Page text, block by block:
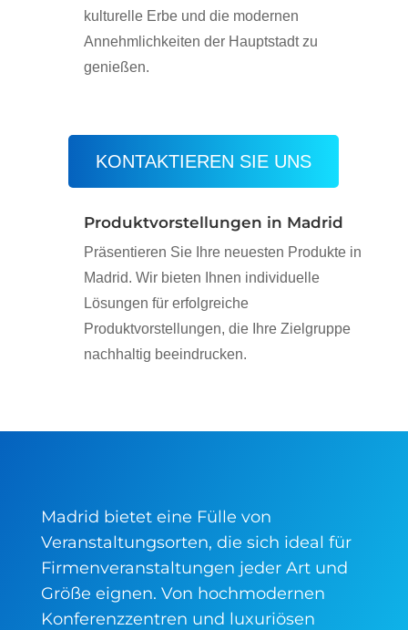
kulturelle Erbe und die modernen
Annehmlichkeiten der Hauptstadt zu
genießen.
KONTAKTIEREN SIE UNS
Produktvorstellungen in Madrid
Präsentieren Sie Ihre neuesten Produkte in
Madrid. Wir bieten Ihnen individuelle
Lösungen für erfolgreiche
Produktvorstellungen, die Ihre Zielgruppe
nachhaltig beeindrucken.
Madrid bietet eine Fülle von
Veranstaltungsorten, die sich ideal für
Firmenveranstaltungen jeder Art und
Größe eignen. Von hochmodernen
Konferenzzentren und luxuriösen